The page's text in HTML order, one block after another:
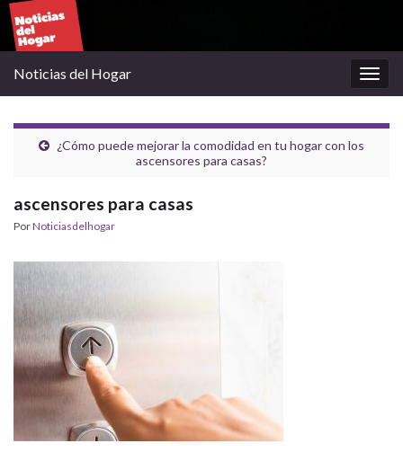
la
Noticias del Hogar
¿Cómo puede mejorar la comodidad en tu hogar con los
ascensores para casas?
ascensores para casas
PorNoticiasdelhogar